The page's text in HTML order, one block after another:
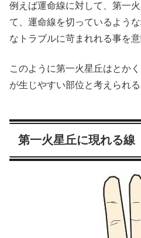
例えば運命線に対して、第一
て、運命線を切っているよう
なトラブルに苛まれれる事を
このように第一火星丘はとか
が生じやすい部位と考えられる
第一火星丘に現れる線